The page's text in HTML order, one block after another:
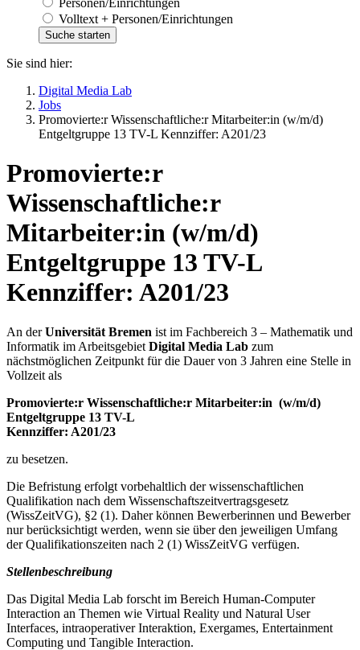
Volltext + Personen/Einrichtungen
Sie sind hier:
Digital Media Lab
Jobs
Promovierte:r Wissenschaftliche:r Mitarbeiter:in (w/m/d)
Entgeltgruppe 13 TV-L Kennziffer: A201/23
Promovierte:r
Wissenschaftliche:r
Mitarbeiter:in (w/m/d)
Entgeltgruppe 13 TV-L
Kennziffer: A201/23
An derUniversität Bremen ist im Fachbereich 3 – Mathematik und
Informatik im Arbeitsgebiet Digital Media Lab zum
nächstmöglichen Zeitpunkt für die Dauer von 3 Jahren eine Stelle in
Vollzeit als
Promovierte:r Wissenschaftliche:r Mitarbeiter:in (w/m/d)
Entgeltgruppe 13 TV-L
Kennziffer: A201/23
zu besetzen.
Die Befristung erfolgt vorbehaltlich der wissenschaftlichen
Qualifikation nach dem Wissenschaftszeitvertragsgesetz
(WissZeitVG), §2 (1). Daher können Bewerberinnen und Bewerber
nur berücksichtigt werden, wenn sie über den jeweiligen Umfang
der Qualifikationszeiten nach 2 (1) WissZeitVG verfügen.
Stellenbeschreibung
Das Digital Media Lab forscht im Bereich Human-Computer
Interaction an Themen wie Virtual Reality und Natural User
Interfaces, intraoperativer Interaktion, Exergames, Entertainment
Computing und Tangible Interaction.